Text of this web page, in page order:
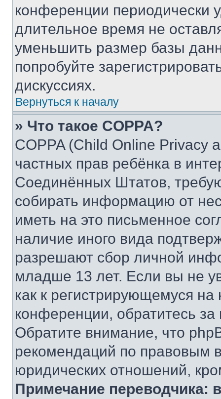
конференции периодически
длительное время не
уменьшить размер базы
попробуйте
дискуссиях.
Вернуться к началу
» Что такое COPPA?
COPPA (Child Online Privacy
частных прав ребёнка в
Соединённых Штатов,
собирать информацию от
иметь на это письменное
наличие иного вида
разрешают сбор личной
младше 13 лет. Если вы не
как к регистрирующемуся
конференции, обратитесь
Обратите внимание, что
рекомендаций по правовым
юридических отношений,
Примечание переводчика: